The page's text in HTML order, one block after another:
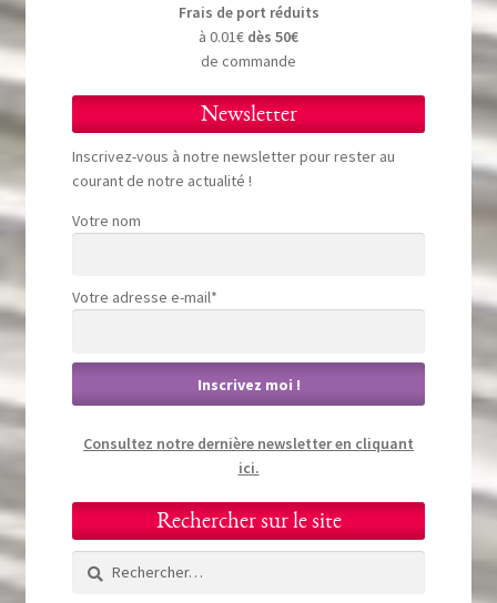
Frais de port réduits
à 0.01€ dès 50€
de commande
Newsletter
Inscrivez-vous à notre newsletter pour rester au
courant de notre actualité !
Votre nom
Votre adresse e-mail*
Consultez notre dernière newsletter en cliquant
ici.
Rechercher sur le site
Rechercher :